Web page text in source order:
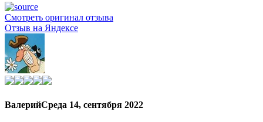
Смотреть оригинал отзыва
Отзыв на Яндексе
ВалерийСреда 14, сентября 2022